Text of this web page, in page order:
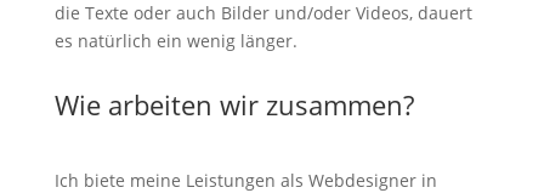
die Texte oder auch Bilder und/oder Videos, dauert
es natürlich ein wenig länger.
Wie arbeiten wir zusammen?
Ich biete meine Leistungen als Webdesigner in